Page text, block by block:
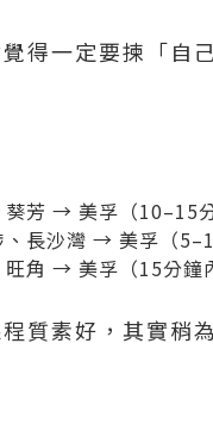
得一定要揀「自
葵芳 → 美孚（10–15分
長沙灣 → 美孚（
旺角 → 美孚（15分鐘
質素好，其實稍